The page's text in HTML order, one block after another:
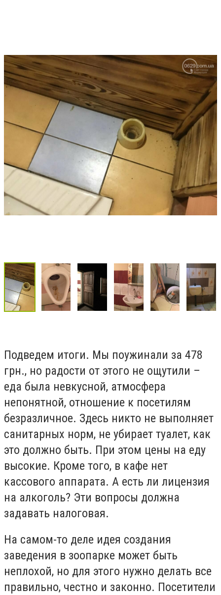
Подведем итоги. Мы поужинали за 478
грн., но радости от этого не ощутили –
еда была невкусной, атмосфера
непонятной, отношение к посетилям
безразличное. Здесь никто не выполняет
санитарных норм, не убирает туалет, как
это должно быть. При этом цены на еду
высокие. Кроме того, в кафе нет
кассового аппарата. А есть ли лицензия
на алкоголь? Эти вопросы должна
задавать налоговая.
На самом-то деле идея создания
заведения в зоопарке может быть
неплохой, но для этого нужно делать все
правильно, честно и законно. Посетители